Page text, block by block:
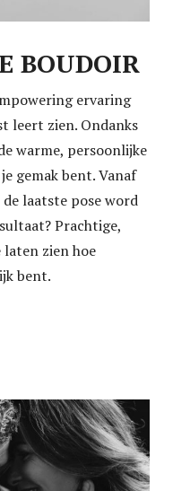
BOUDOIR
ervaring
leert zien. Ondanks
warme, persoonlijke
gemak bent. Vanaf
laatste pose word
Prachtige,
laten zien hoe
bent.